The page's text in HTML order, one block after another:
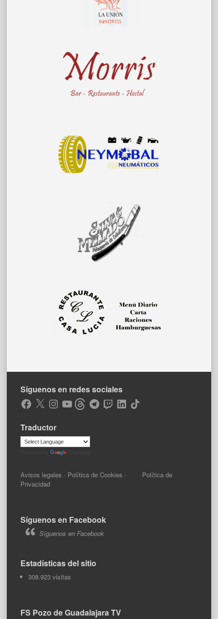
Síguenos en redes sociales
Facebook
X Instagram
YouTubeThreadsTelegramTwitchLinkedIn
TikTok
Traductor
Avisos legales · Política de Cookies · Política de
Privacidad
Síguenos en Facebook
Síguenos en Facebook
Estadísticas del sitio
308.923 visitas
FS Pozo de Guadalajara TV